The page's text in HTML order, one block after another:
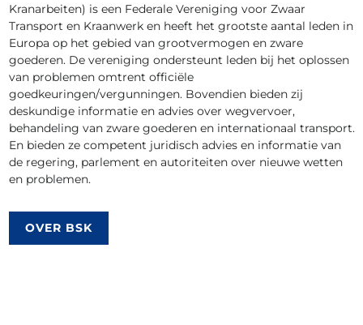
Kranarbeiten) is een Federale Vereniging voor Zwaar
Transport en Kraanwerk en heeft het grootste aantal leden in
Europa op het gebied van grootvermogen en zware
goederen. De vereniging ondersteunt leden bij het oplossen
van problemen omtrent officiële
goedkeuringen/vergunningen. Bovendien bieden zij
deskundige informatie en advies over wegvervoer,
behandeling van zware goederen en internationaal transport.
En bieden ze competent juridisch advies en informatie van
de regering, parlement en autoriteiten over nieuwe wetten
en problemen.
OVER BSK